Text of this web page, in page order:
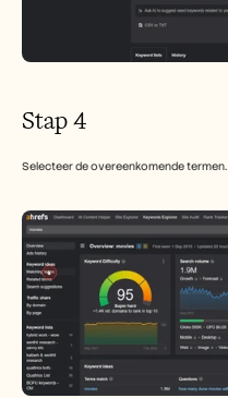
Stap 4
Selecteer de overeenkomende termen.